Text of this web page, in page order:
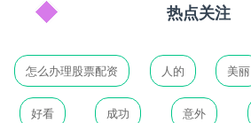
热点关注
怎么办理股票配资 人的 美丽
好看 成功 意外